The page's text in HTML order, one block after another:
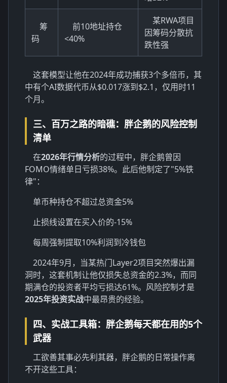
筹
码
前10地址持仓
<40%
某RWA项目
因筹码分散抗
跌性强
这套模型让他在2024年成功捕获3个多倍币，其
中有个AI数据代币从$0.017涨到$2.1，仅用时11
个月。
三、百万之路的暗礁：胖企鹅的风险控制
清单
在2026年行情分析的过程中，胖企鹅曾因
FOMO情绪单日亏损38%。此后他制定了"5%铁
律"：
单币种持仓不超过总资金5%
止损线设置在买入价的-15%
每周强制提取10%利润到冷钱包
2024年9月，当某热门Layer2项目突然爆出漏
洞时，这套机制让他仅损失总资金的2.3%，而同
期满仓的投资者平均亏损达61%。风险控制才是
2025年投资实战中最昂贵的经验。
四、实战工具箱：胖企鹅每天都在用的5个
武器
工欲善其事必先利其器，胖企鹅的日常操作离
不开这些工具：